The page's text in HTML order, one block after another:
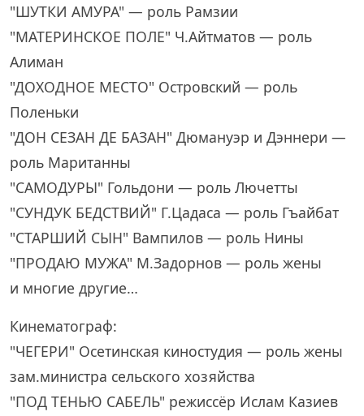
"ШУТКИ АМУРА" — роль Рамзии
"МАТЕРИНСКОЕ ПОЛЕ" Ч.Айтматов — роль
Алиман
"ДОХОДНОЕ МЕСТО" Островский — роль
Поленьки
"ДОН СЕЗАН ДЕ БАЗАН" Дюмануэр и Дэннери —
роль Маританны
"САМОДУРЫ" Гольдони — роль Лючетты
"СУНДУК БЕДСТВИЙ" Г.Цадаса — роль Гъайбат
"СТАРШИЙ СЫН" Вампилов — роль Нины
"ПРОДАЮ МУЖА" М.Задорнов — роль жены
и многие другие…
Кинематограф:
"ЧЕГЕРИ" Осетинская киностудия — роль жены
зам.министра сельского хозяйства
"ПОД ТЕНЬЮ САБЕЛЬ" режиссёр Ислам Казиев